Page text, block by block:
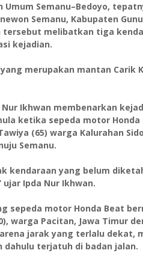
Semanu–Bedoyo,
Semanu, Kabupaten
tersebut melibatkan tiga
kejadian.
merupakan mantan Carik
Ikhwan membenarkan
ketika sepeda motor Honda
(65) warga Kalurahan
Semanu.
kendaraan yang belum
Ipda Nur Ikhwan.
sepeda motor Honda Beat
warga Pacitan, Jawa Timur
jarak yang terlalu dekat,
dahulu terjatuh di badan jalan.